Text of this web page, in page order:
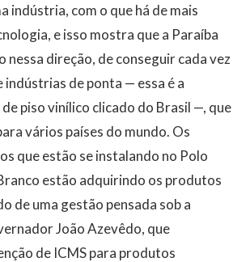
indústria, com o que há de mais
e isso mostra que a Paraíba
nessa direção, de conseguir cada vez
indústrias de ponta — essa é a
piso vinílico clicado do Brasil —, que
vários países do mundo. Os
que estão se instalando no Polo
estão adquirindo os produtos
de uma gestão pensada sob a
João Azevêdo, que
de ICMS para produtos